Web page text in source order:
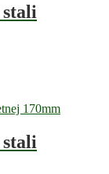
stali
stali